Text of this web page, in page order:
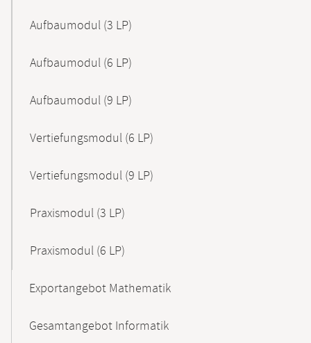
Aufbaumodul (3 LP)
Aufbaumodul (6 LP)
Aufbaumodul (9 LP)
Vertiefungsmodul (6 LP)
Vertiefungsmodul (9 LP)
Praxismodul (3 LP)
Praxismodul (6 LP)
Exportangebot Mathematik
Gesamtangebot Informatik